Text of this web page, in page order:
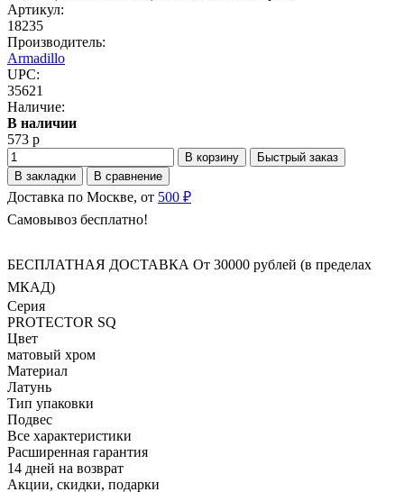
Артикул:
18235
Производитель:
Armadillo
UPC:
35621
Наличие:
В наличии
573 р
В корзину
Быстрый заказ
В закладки
В сравнение
Доставка по Москве, от 500 ₽
Самовывоз бесплатно!
БЕСПЛАТНАЯ ДОСТАВКА От 30000 рублей (в пределах
МКАД)
Серия
PROTECTOR SQ
Цвет
матовый хром
Материал
Латунь
Тип упаковки
Подвес
Все характеристики
Расширенная гарантия
14 дней на возврат
Акции, скидки, подарки